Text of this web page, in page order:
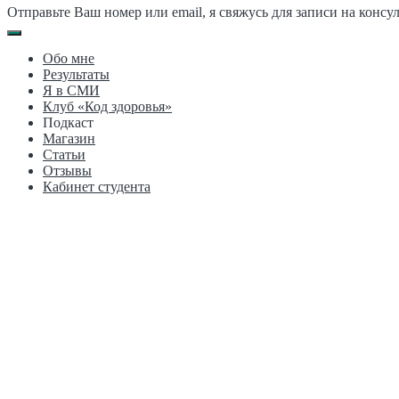
Отправьте Ваш номер или email, я свяжусь для записи на
Обо мне
Результаты
Я в СМИ
Клуб «Код здоровья»
Подкаст
Магазин
Статьи
Отзывы
Кабинет студента